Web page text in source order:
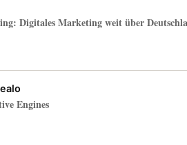
Digitales Marketing weit über
Engines